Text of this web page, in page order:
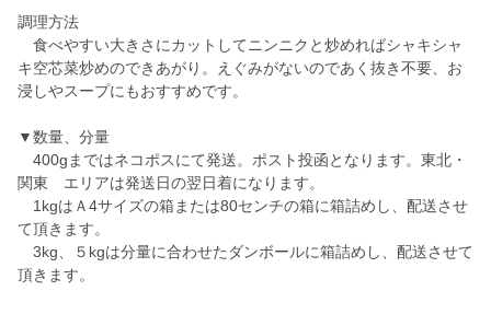
調理方法
食べやすい大きさにカットしてニンニクと炒めればシャキシャ
キ空芯菜炒めのできあがり。えぐみがないのであく抜き不要、お
浸しやスープにもおすすめです。
▼数量、分量
400gまではネコポスにて発送。ポスト投函となります。東北・
関東 エリアは発送日の翌日着になります。
1kgはＡ4サイズの箱または80センチの箱に箱詰めし、配送させ
て頂きます。
3kg、５kgは分量に合わせたダンボールに箱詰めし、配送させて
頂きます。